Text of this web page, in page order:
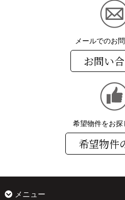
メールでのお
お問い
希望物件をお探
希望物件
メニュー